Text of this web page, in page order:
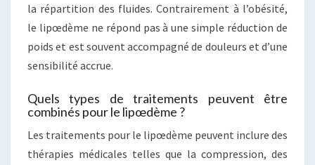
la répartition des fluides. Contrairement à l’obésité,
le lipœdème ne répond pas à une simple réduction de
poids et est souvent accompagné de douleurs et d’une
sensibilité accrue.
Quels types de traitements peuvent être
combinés pour le lipœdème ?
Les traitements pour le lipœdème peuvent inclure des
thérapies médicales telles que la compression, des